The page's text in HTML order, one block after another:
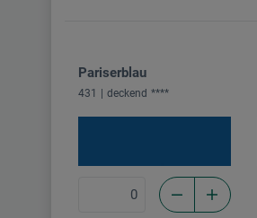
Pariserblau
431 deckend ****